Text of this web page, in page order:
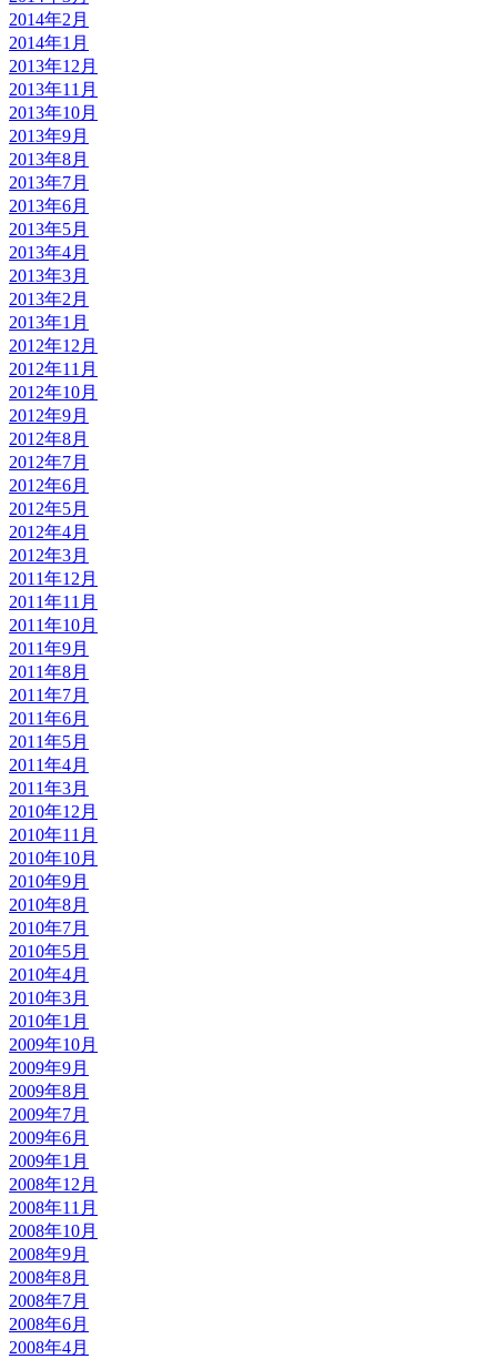
2014年2月
2014年1月
2013年12月
2013年11月
2013年10月
2013年9月
2013年8月
2013年7月
2013年6月
2013年5月
2013年4月
2013年3月
2013年2月
2013年1月
2012年12月
2012年11月
2012年10月
2012年9月
2012年8月
2012年7月
2012年6月
2012年5月
2012年4月
2012年3月
2011年12月
2011年11月
2011年10月
2011年9月
2011年8月
2011年7月
2011年6月
2011年5月
2011年4月
2011年3月
2010年12月
2010年11月
2010年10月
2010年9月
2010年8月
2010年7月
2010年5月
2010年4月
2010年3月
2010年1月
2009年10月
2009年9月
2009年8月
2009年7月
2009年6月
2009年1月
2008年12月
2008年11月
2008年10月
2008年9月
2008年8月
2008年7月
2008年6月
2008年4月